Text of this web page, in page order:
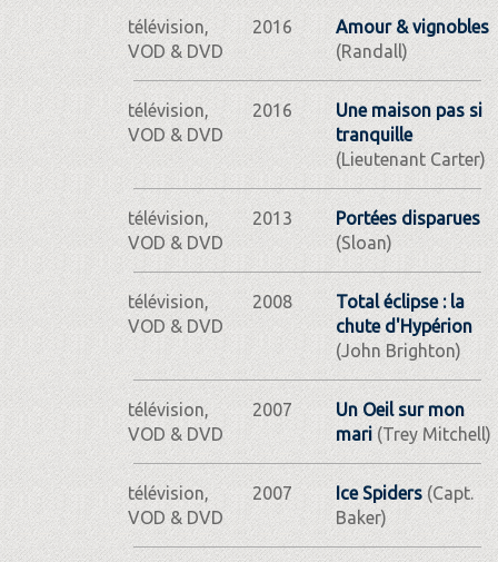
télévision,
VOD & DVD
2016
Amour & vignobles
(Randall)
télévision,
VOD & DVD
2016
Une maison pas si
tranquille
(Lieutenant Carter)
télévision,
VOD & DVD
2013
Portées disparues
(Sloan)
télévision,
VOD & DVD
2008
Total éclipse : la
chute d'Hypérion
(John Brighton)
télévision,
VOD & DVD
2007
Un Oeil sur mon
mari(Trey Mitchell)
télévision,
VOD & DVD
2007 Ice Spiders(Capt.
Baker)